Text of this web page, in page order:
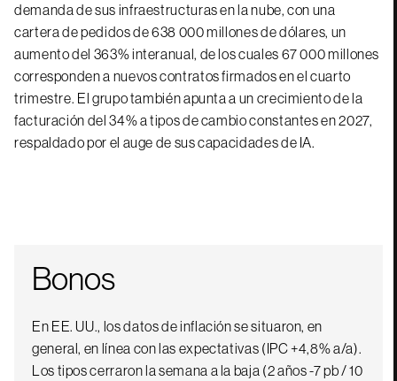
demanda de sus infraestructuras en la nube, con una
cartera de pedidos de 638 000 millones de dólares, un
aumento del 363% interanual, de los cuales 67 000 millones
corresponden a nuevos contratos firmados en el cuarto
trimestre. El grupo también apunta a un crecimiento de la
facturación del 34% a tipos de cambio constantes en 2027,
respaldado por el auge de sus capacidades de IA.
Bonos
En EE. UU., los datos de inflación se situaron, en
general, en línea con las expectativas (IPC +4,8% a/a).
Los tipos cerraron la semana a la baja (2 años -7 pb / 10